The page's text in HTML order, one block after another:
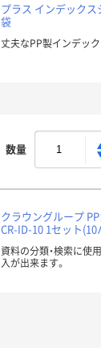
プラス インデックス
袋
丈夫なPP製インデック
数量
クラウングループ
CR-ID-10 1セット(10
資料の分類・検索に使
入が出来ます。